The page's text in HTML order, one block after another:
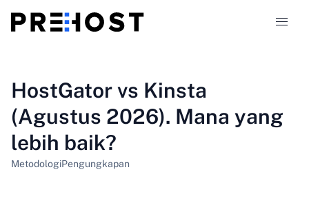
Perbandingan
HostGator vs Kinsta
(Agustus 2026). Mana yang
lebih baik?
MetodologiPengungkapan